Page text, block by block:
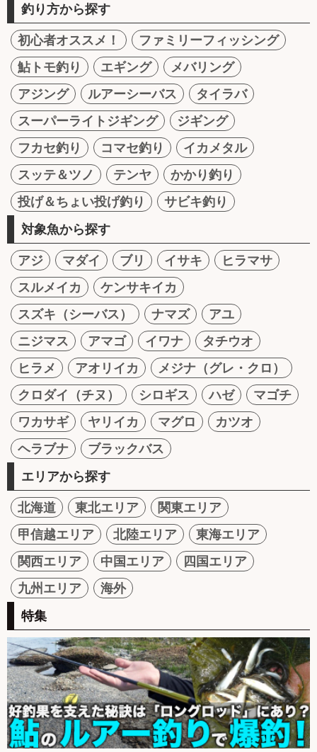
釣り方から探す
初心者オススメ！
ファミリーフィッシング
鮎トモ釣り
エギング
メバリング
アジング
ルアーシーバス
タイラバ
スーパーライトジギング
ジギング
フカセ釣り
コマセ釣り
イカメタル
スッテ＆ツノ
テンヤ
かかり釣り
投げ＆ちょい投げ釣り
サビキ釣り
対象魚から探す
アジ マダイ ブリ イサキ
ヒラマサ
スルメイカ
ケンサキイカ
スズキ（シーバス）
ナマズ
アユ
ニジマス
アマゴ イワナ
タチウオ
ヒラメ
アオリイカ
メジナ（グレ・クロ）
クロダイ（チヌ）
シロギス ハゼ
マゴチ
ワカサギ
ヤリイカ マグロ
カツオ
ヘラブナ
ブラックバス
エリアから探す
北海道 東北エリア
関東エリア
甲信越エリア
北陸エリア
東海エリア
関西エリア
中国エリア
四国エリア
九州エリア
海外
特集